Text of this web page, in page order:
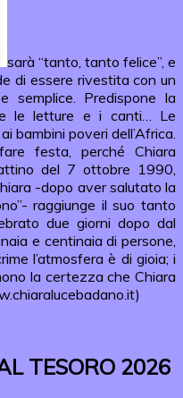
sarà “tanto, tanto felice”, e
di essere rivestita con un
semplice. Predispone la
le letture e i canti… Le
poveri dell’Africa.
festa, perché Chiara
del 7 ottobre 1990,
-dopo aver salutato la
raggiunge il suo tanto
due giorni dopo dal
e centinaia di persone,
l’atmosfera è di gioia; i
la certezza che Chiara
TESORO 2026